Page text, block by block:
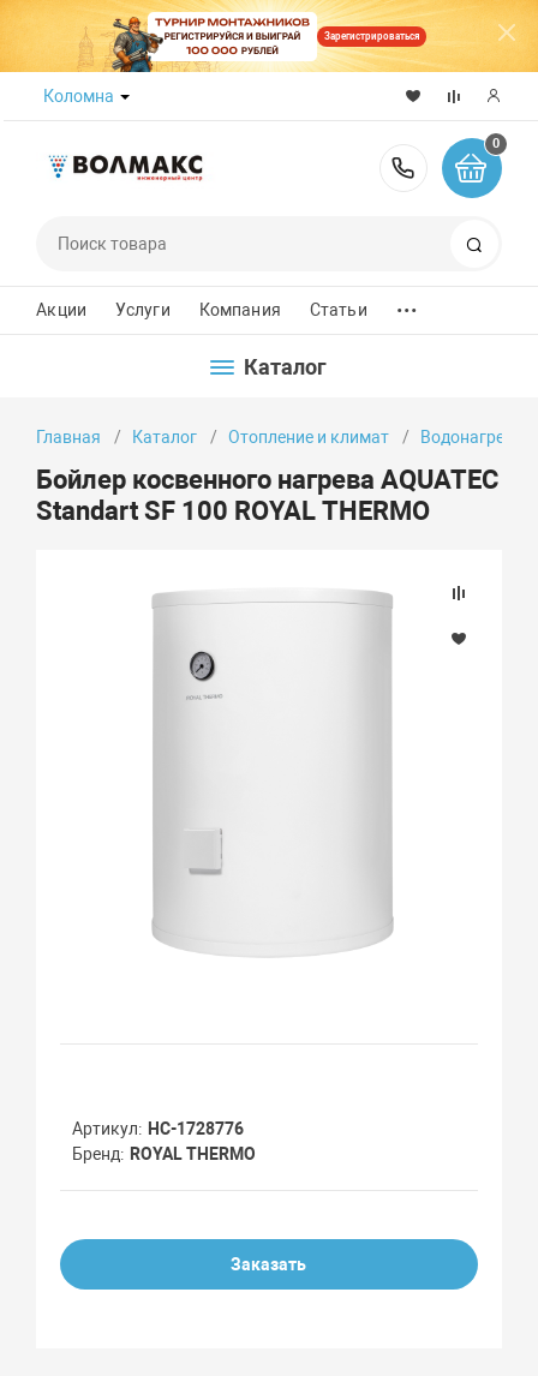
Зарегистрироваться
Коломна
8 (800)
0
Акции Услуги Компания Статьи ...
Каталог
Главная Каталог Отопление и климат
Бойлер косвенного нагрева AQUATEC
Standart SF 100 ROYAL THERMO
Артикул
НС-1728776
Бренд
ROYAL THERMO
Заказать